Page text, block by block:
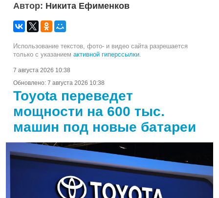
Автор: Никита Ефименков
Использование текстов, фото- и видео сайта разрешается
только с указанием активной гиперссылки
7 августа 2026 10:38
Обновлено: 7 августа 2026 10:38
Toyota переведет
мощности на 600 тыс.
машин под новые батареи